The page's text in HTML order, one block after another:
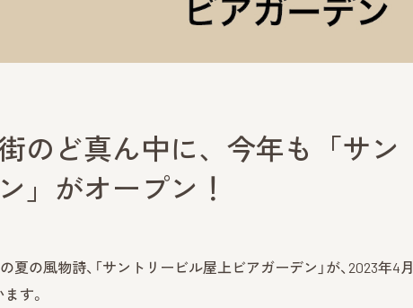
のど真ん中に、今年も「サン
」がオープン！
の風物詩、「サントリービル屋上ビアガーデン」が、2023年4月
す。